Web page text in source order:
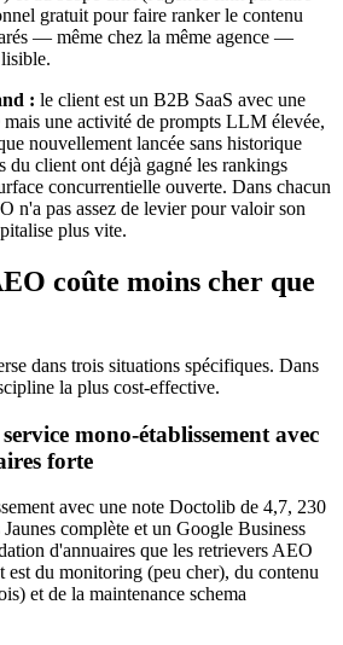
gratuit pour faire ranker le contenu
— même chez la même agence —
: le client est un B2B SaaS avec une
une activité de prompts LLM élevée,
nouvellement lancée sans historique
du client ont déjà gagné les rankings
concurrentielle ouverte. Dans chacun
n'a pas assez de levier pour valoir son
plus vite.
coûte moins cher que
dans trois situations spécifiques. Dans
la plus cost-effective.
mono-établissement avec
forte
avec une note Doctolib de 4,7, 230
complète et un Google Business
d'annuaires que les retrievers AEO
est du monitoring (peu cher), du contenu
et de la maintenance schema